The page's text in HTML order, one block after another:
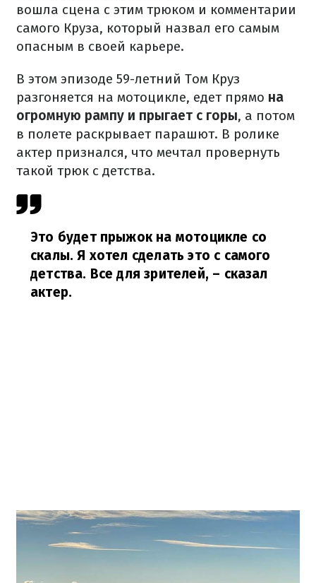
вошла сцена с этим трюком и комментарии
самого Круза, который назвал его самым
опасным в своей карьере.
В этом эпизоде 59-летний Том Круз
разгоняется на мотоцикле, едет прямо на
огромную рампу и прыгает с горы, а потом
в полете раскрывает парашют. В ролике
актер признался, что мечтал провернуть
такой трюк с детства.
Это будет прыжок на мотоцикле со
скалы. Я хотел сделать это с самого
детства. Все для зрителей, – сказал
актер.